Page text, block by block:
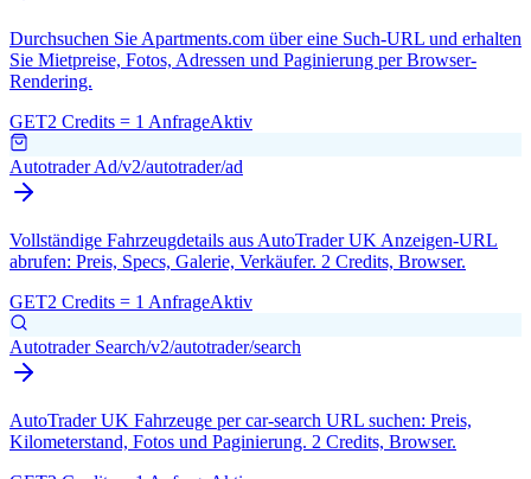
Durchsuchen Sie Apartments.com über eine Such-URL und erhalten
Sie Mietpreise, Fotos, Adressen und Paginierung per Browser-
Rendering.
GET2 Credits = 1 AnfrageAktiv
Autotrader Ad/v2/autotrader/ad
Vollständige Fahrzeugdetails aus AutoTrader UK Anzeigen-URL
abrufen: Preis, Specs, Galerie, Verkäufer. 2 Credits, Browser.
GET2 Credits = 1 AnfrageAktiv
Autotrader Search/v2/autotrader/search
AutoTrader UK Fahrzeuge per car-search URL suchen: Preis,
Kilometerstand, Fotos und Paginierung. 2 Credits, Browser.